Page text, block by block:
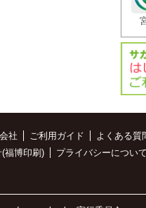
社 ご利用ガイド よくある質
福博印刷) プライバシーについて